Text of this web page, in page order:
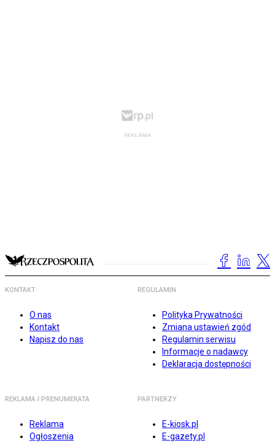
KONTAKT
O nas
Kontakt
Napisz do nas
REGULAMIN
Polityka Prywatności
Zmiana ustawień zgód
Regulamin serwisu
Informacje o nadawcy
Deklaracja dostępności
REKLAMA I PRENUMERATA
Reklama
Ogłoszenia
PARTNERZY
E-kiosk.pl
E-gazety.pl